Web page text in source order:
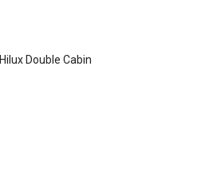
Hilux Double Cabin